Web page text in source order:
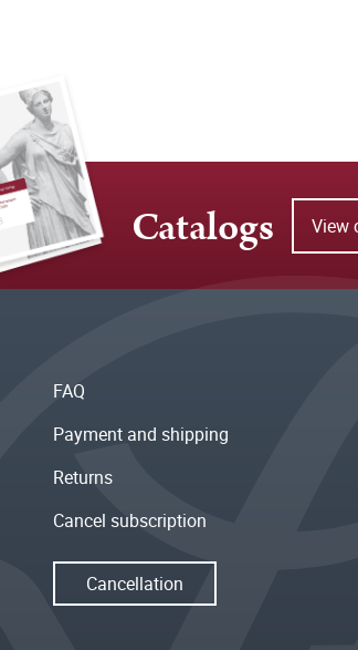
Catalogs View
FAQ
Payment and shipping
Returns
Cancel subscription
Cancellation